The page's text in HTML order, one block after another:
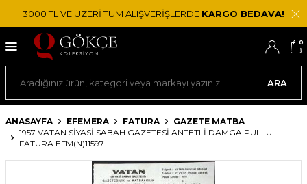
3000 TL VE ÜZERİ TÜM ALIŞVERİŞLERDE KARGO BEDAVA!
ARA
0
ANASAYFA EFEMERA FATURA
GAZETE MATBA
1957 VATAN SIYASI SABAH GAZETESI ANTETLI DAMGA PULLU
FATURA EFM(N)11597